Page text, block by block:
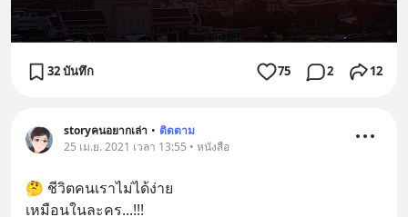
32 บันทึก 75 2 12
storyคนอยากเล่า • ติดตาม
25 เม.ย. 2021 เวลา 13:55 • หนังสือ
🤔 ชีวิตคนเราไม่ได้ง่าย
เหมือนในละคร...!!!